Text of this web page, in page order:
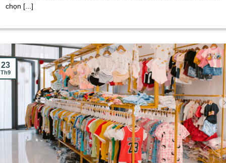
chọn [...]
23
Th9